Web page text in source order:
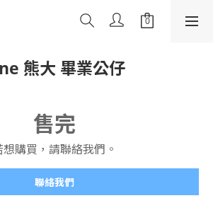
熊大 畢業公仔
售完
想購買，請聯絡我們。
聯絡我們